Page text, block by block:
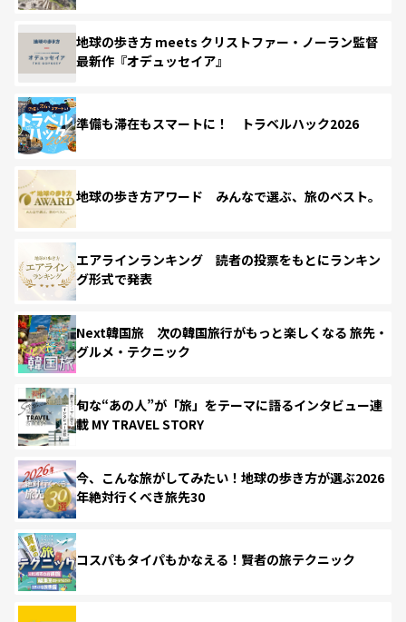
地球の歩き方 meets クリストファー・ノーラン監督
最新作『オデュッセイア』
準備も滞在もスマートに！ トラベルハック2026
地球の歩き方アワード みんなで選ぶ、旅のベスト。
エアラインランキング 読者の投票をもとにランキン
グ形式で発表
Next韓国旅 次の韓国旅行がもっと楽しくなる 旅先・
グルメ・テクニック
旬な“あの人”が「旅」をテーマに語るインタビュー連
載 MY TRAVEL STORY
今、こんな旅がしてみたい！地球の歩き方が選ぶ2026
年絶対行くべき旅先30
コスパもタイパもかなえる！賢者の旅テクニック